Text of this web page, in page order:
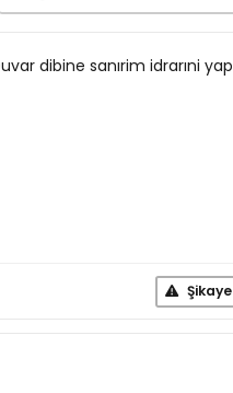
dibine sanırim idrarıni